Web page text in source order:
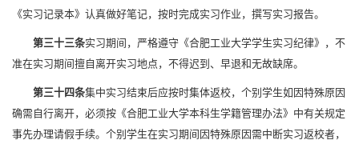
《实习记录本》认真做好笔记，按时完成实习作业，撰写实习报告。
第三十三条实习期间，严格遵守《合肥工业大学学生实习纪律》，不
准在实习期间擅自离开实习地点，不得迟到、早退和无故缺席。
第三十四条集中实习结束后应按时集体返校，个别学生如因特殊原因
确需自行离开，必须按《合肥工业大学本科生学籍管理办法》中有关规定
事先办理请假手续。个别学生在实习期间因特殊原因需中断实习返校者，